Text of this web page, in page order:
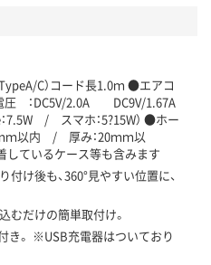
C）コード長1.0ｍ ●エアコ
圧 ：DC5V/2.0A DC9V/1.67A
7.5W / スマホ：5?15W） ●ホー
ｍ以内 / 厚み：20ｍｍ以
ているケース等も含みます
付け後も、360°見やすい位置に、
むだけの簡単取付け。
き。 ※USB充電器はついており